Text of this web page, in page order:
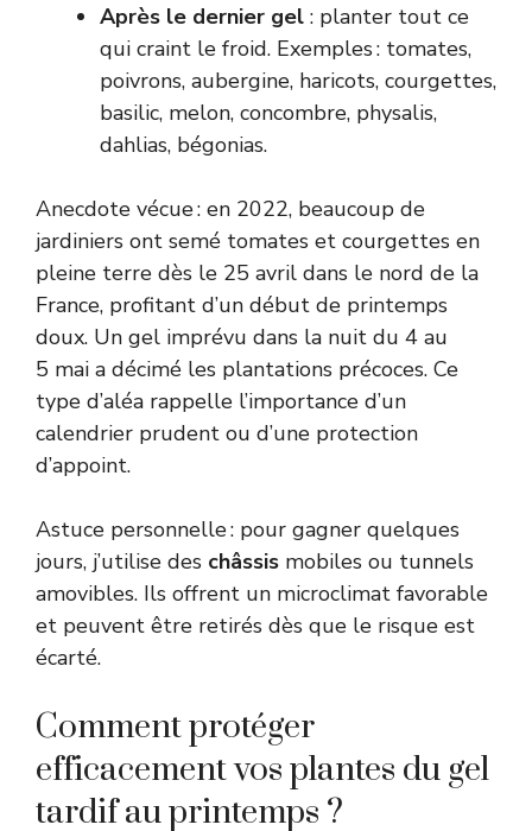
Après le dernier gel : planter tout ce
qui craint le froid. Exemples : tomates,
poivrons, aubergine, haricots, courgettes,
basilic, melon, concombre, physalis,
dahlias, bégonias.
Anecdote vécue : en 2022, beaucoup de
jardiniers ont semé tomates et courgettes en
pleine terre dès le 25 avril dans le nord de la
France, profitant d’un début de printemps
doux. Un gel imprévu dans la nuit du 4 au
5 mai a décimé les plantations précoces. Ce
type d’aléa rappelle l’importance d’un
calendrier prudent ou d’une protection
d’appoint.
Astuce personnelle : pour gagner quelques
jours, j’utilise des châssis mobiles ou tunnels
amovibles. Ils offrent un microclimat favorable
et peuvent être retirés dès que le risque est
écarté.
Comment protéger
efficacement vos plantes du gel
tardif au printemps ?